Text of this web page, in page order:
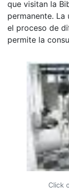
que visitan la
permanente.
el proceso de
permite la
Click